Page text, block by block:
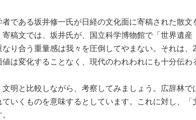
である坂井修一氏が日経の文化面に寄稿された散
寄稿文では、坂井氏が、国立科学博物館で「世界遺
り合う重量感は我々を圧倒してやまない。それは
は変化することなく、現代のわれわれにも十分伝わ
明と比較しながら、考察してみましょう。広辞林
ていくものを意味するとしています。これに対し、